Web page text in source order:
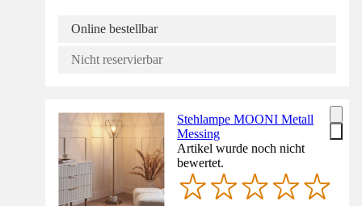
Online bestellbar
Nicht reservierbar
Stehlampe MOONI Metall
Messing
Artikel wurde noch nicht
bewertet.